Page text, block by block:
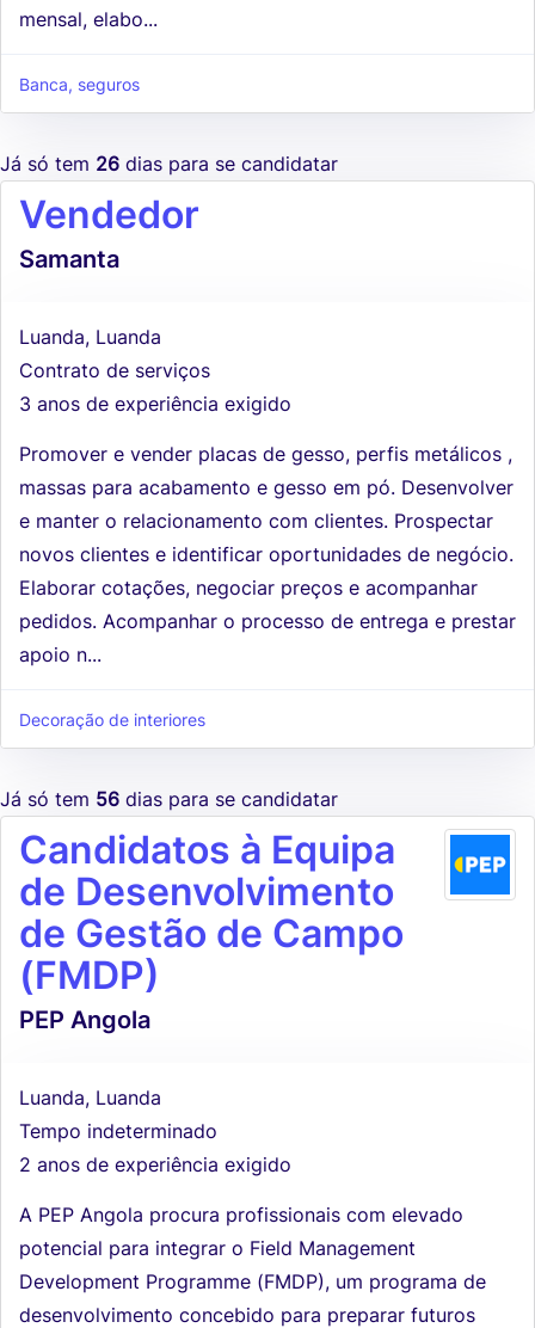
mensal, elabo...
Banca, seguros
Já só tem 26 dias para se candidatar
Vendedor
Samanta
Luanda, Luanda
Contrato de serviços
3 anos de experiência exigido
Promover e vender placas de gesso, perfis metálicos ,
massas para acabamento e gesso em pó. Desenvolver
e manter o relacionamento com clientes. Prospectar
novos clientes e identificar oportunidades de negócio.
Elaborar cotações, negociar preços e acompanhar
pedidos. Acompanhar o processo de entrega e prestar
apoio n...
Decoração de interiores
Já só tem 56 dias para se candidatar
Candidatos à Equipa
de Desenvolvimento
de Gestão de Campo
(FMDP)
PEP Angola
Luanda, Luanda
Tempo indeterminado
2 anos de experiência exigido
A PEP Angola procura profissionais com elevado
potencial para integrar o Field Management
Development Programme (FMDP), um programa de
desenvolvimento concebido para preparar futuros